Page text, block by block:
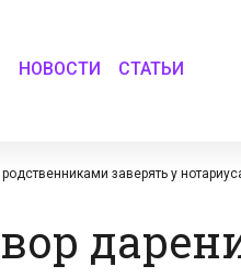
НОВОСТИ СТАТЬИ
заверять у